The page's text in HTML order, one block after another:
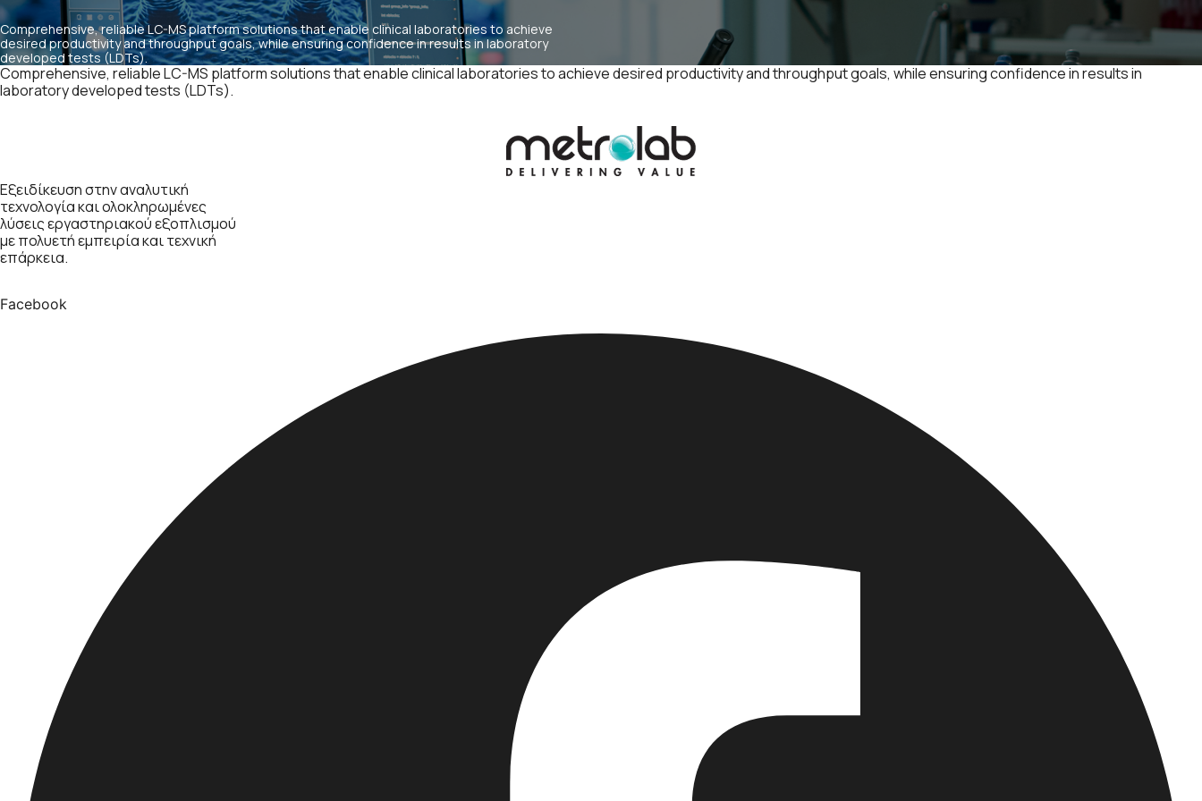
Comprehensive, reliable LC-MS platform solutions that enable clinical laboratories to achieve
desired productivity and throughput goals, while ensuring confidence in results in laboratory
developed tests (LDTs).
Comprehensive, reliable LC-MS platform solutions that enable clinical laboratories to achieve desired productivity and throughput goals, while ensuring confidence in results in
laboratory developed tests (LDTs).
Εξειδίκευση στην αναλυτική
τεχνολογία και ολοκληρωμένες
λύσεις εργαστηριακού εξοπλισμού
με πολυετή εμπειρία και τεχνική
επάρκεια.
Facebook